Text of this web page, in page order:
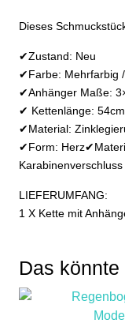
Dieses
✔Zustand: Neu
✔Farbe: Mehrfarbig
✔Anhänger Maße:
✔ Kettenlänge:
✔Material:
✔Form:
Karabinenverschluss
LIEFERUMFANG:
1 X Kette mit
Das